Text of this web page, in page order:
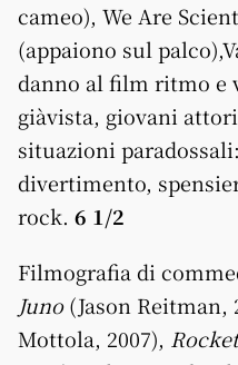
cameo), We Are
(appaiono sul
danno al film ritmo e
giàvista, giovani
situazioni
divertimento,
rock. 6 1/2
Filmografia di
Juno(Jason Reitman,
Mottola, 2007),